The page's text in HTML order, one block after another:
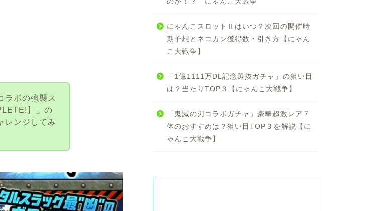
ラボの強襲ス
】」の
レンジしてみ
にゃんこスロットⅡはいつ？次回の開催時
期予想とネコカン獲得数・引き方【にゃん
こ大戦争】
「1億1111万DL記念選抜ガチャ」の狙い目
は？当たりTOP３【にゃんこ大戦争】
「鬼滅の刃コラボガチャ」豪華超激レア７
体のおすすめは？狙い目TOP３を解説【に
ゃんこ大戦争】